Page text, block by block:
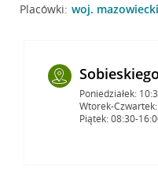
Placówki: woj.
Poniedziałek:
Wtorek-
Piątek: 08:30-